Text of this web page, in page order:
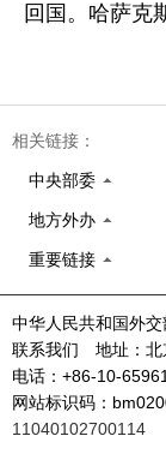
回国。哈萨克
相关链接：
中央部委
地方外办
重要链接
中华人民共和国外
联系我们 地址：
电话：+86-10-
网站标识码：
11040102700114